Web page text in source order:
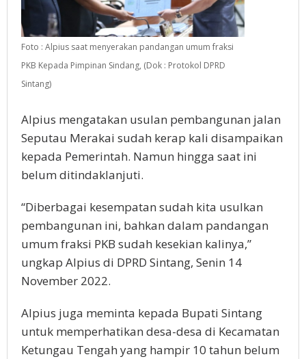
Foto : Alpius saat menyerakan pandangan umum fraksi
PKB Kepada Pimpinan Sindang, (Dok : Protokol DPRD
Sintang)
Alpius mengatakan usulan pembangunan jalan
Seputau Merakai sudah kerap kali disampaikan
kepada Pemerintah. Namun hingga saat ini
belum ditindaklanjuti.
“Diberbagai kesempatan sudah kita usulkan
pembangunan ini, bahkan dalam pandangan
umum fraksi PKB sudah kesekian kalinya,”
ungkap Alpius di DPRD Sintang, Senin 14
November 2022.
Alpius juga meminta kepada Bupati Sintang
untuk memperhatikan desa-desa di Kecamatan
Ketungau Tengah yang hampir 10 tahun belum